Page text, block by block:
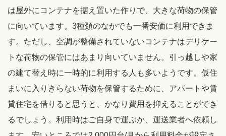
は屋外にコンテナを据え置いた作りで、大きな荷物の保管
に向いています。3種類のなかでも一番安価に利用できま
す。ただし、空調が整備されていないコンテナはデリケー
トな荷物の保管にはあまり向いていません。引っ越しや家
の建て替え時に一時的に利用する人も多いようです。仮住
まいに入りきらない荷物を保管するために、アパートや賃
貸住宅を借りると思うと、かなり費用を抑えることができ
るでしょう。利用時はご自身で運ぶか、運送業者へ依頼し